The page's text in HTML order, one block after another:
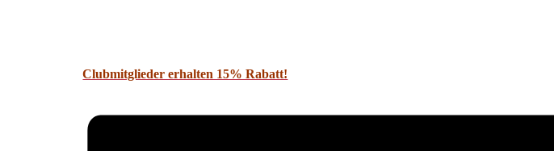
Clubmitglieder erhalten 15% Rabatt!